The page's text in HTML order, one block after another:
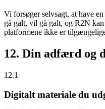
Vi forsøger selvsagt, at have
gå galt, vil gå galt, og R2N
platformene ikke er
12. Din adfærd og
12.1
Digitalt materiale du